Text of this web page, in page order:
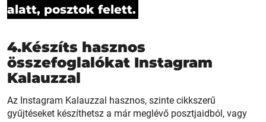
alatt, posztok felett.
4.Készíts hasznos
összefoglalókat Instagram
Kalauzzal
Az Instagram Kalauzzal hasznos, szinte cikkszerű
gyűjtéseket készíthetsz a már meglévő posztjaidból, vagy